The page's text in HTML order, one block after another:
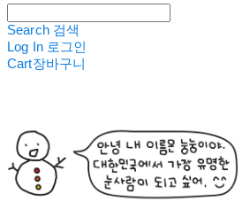
Search 검색
Log In 로그인
Cart장바구니